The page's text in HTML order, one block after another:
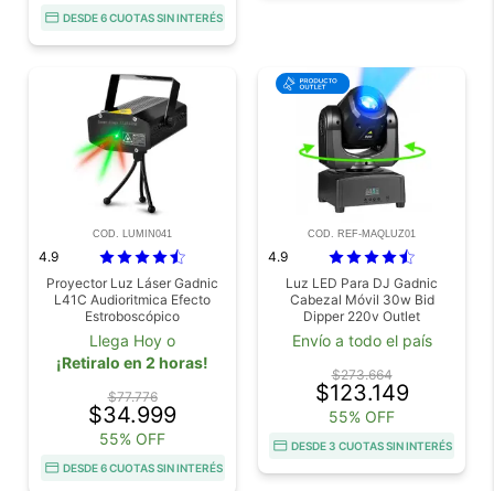
DESDE 6 CUOTAS SIN INTERÉS
COD. LUMIN041
4.9
Proyector Luz Láser Gadnic
L41C Audioritmica Efecto
Estroboscópico
Llega Hoy o
¡Retiralo en 2 horas!
$77.776
$34.999
55% OFF
DESDE 6 CUOTAS SIN INTERÉS
COD. REF-MAQLUZ01
4.9
Luz LED Para DJ Gadnic
Cabezal Móvil 30w Bid
Dipper 220v Outlet
Envío a todo el país
$273.664
$123.149
55% OFF
DESDE 3 CUOTAS SIN INTERÉS